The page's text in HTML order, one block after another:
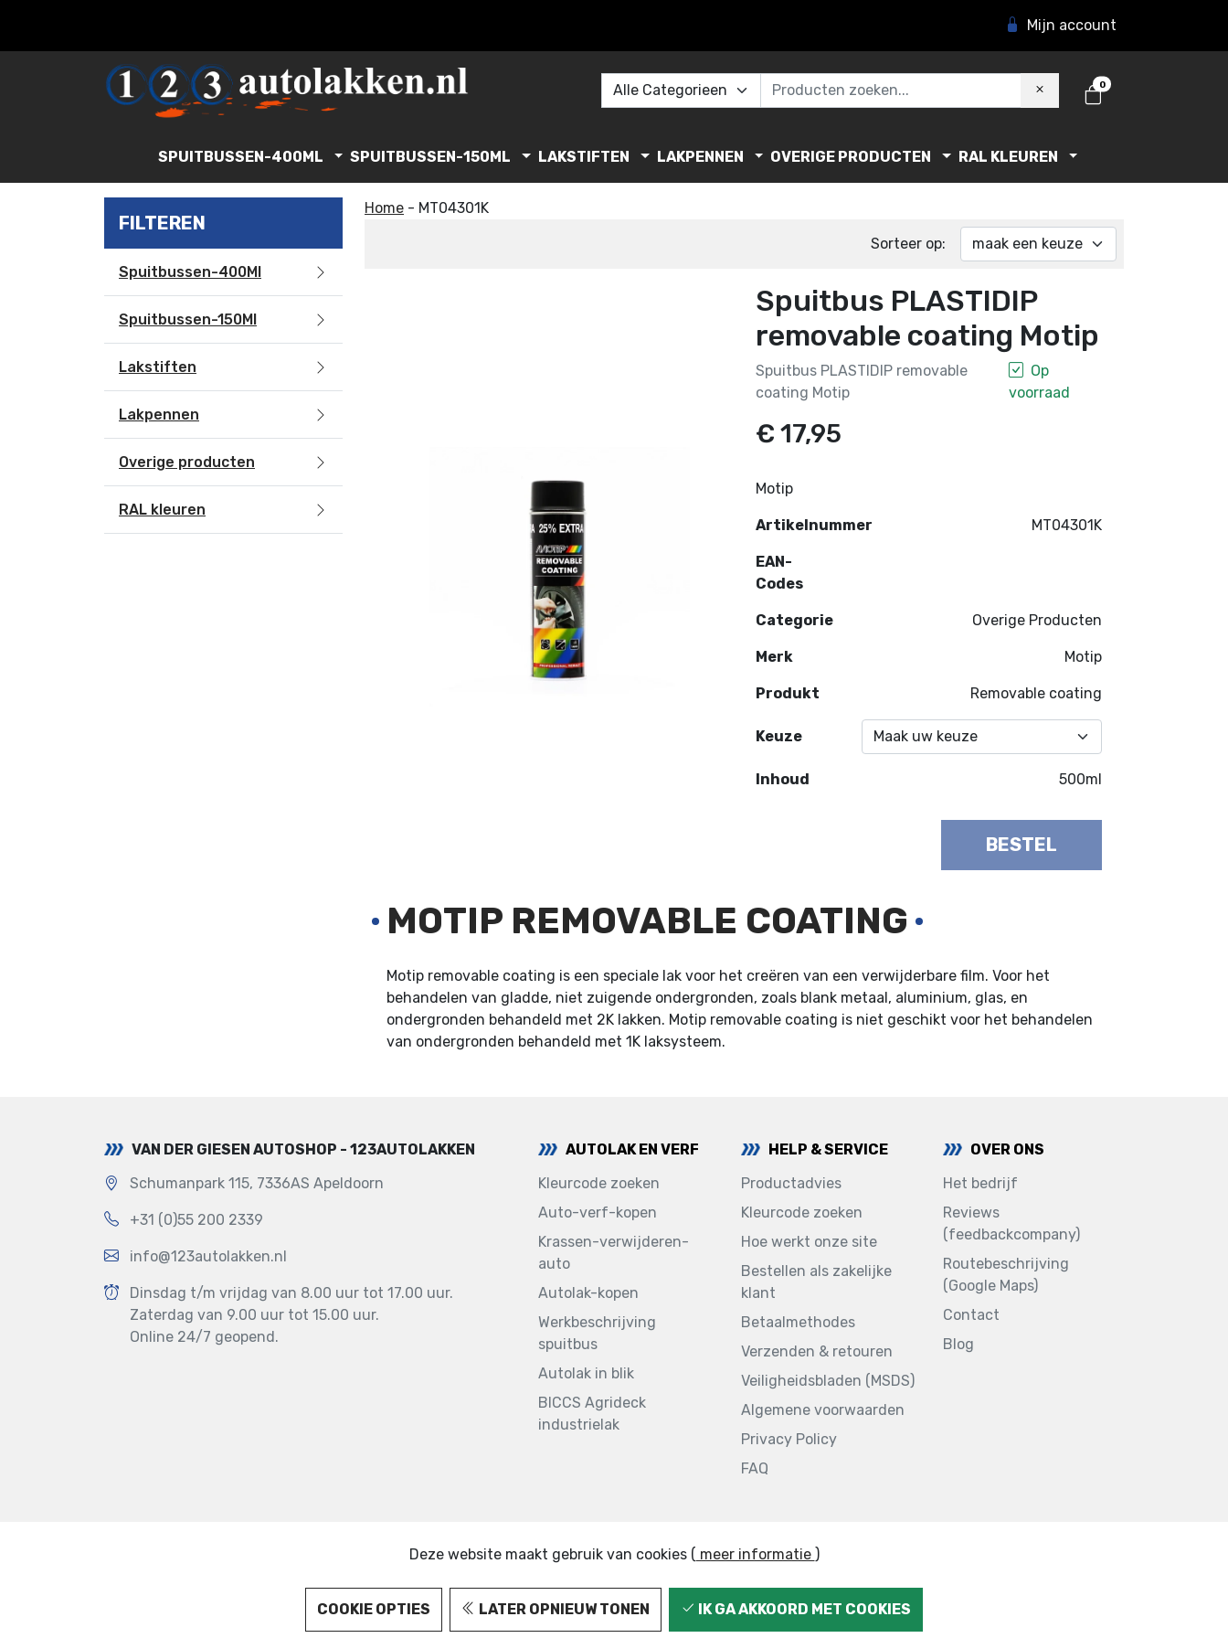
Mijn account
0
SPUITBUSSEN-400ML SPUITBUSSEN-150ML LAKSTIFTEN LAKPENNEN OVERIGE PRODUCTEN RAL KLEUREN
FILTEREN
Spuitbussen-400Ml
Spuitbussen-150Ml
Lakstiften
Lakpennen
Overige producten
RAL kleuren
Home - MT04301K
Sorteer op:
Spuitbus PLASTIDIP
removable coating Motip
Spuitbus PLASTIDIP removable
coating Motip
Op
voorraad
€ 17,95
Motip
Artikelnummer MT04301K
EAN-
Codes
Categorie Overige Producten
Merk Motip
Produkt Removable coating
Keuze
Inhoud 500ml
BESTEL
MOTIP REMOVABLE COATING
Motip removable coating is een speciale lak voor het creëren van een verwijderbare film. Voor het
behandelen van gladde, niet zuigende ondergronden, zoals blank metaal, aluminium, glas, en
ondergronden behandeld met 2K lakken. Motip removable coating is niet geschikt voor het behandelen
van ondergronden behandeld met 1K laksysteem.
VAN DER GIESEN AUTOSHOP - 123AUTOLAKKEN
Schumanpark 115, 7336AS Apeldoorn
+31 (0)55 200 2339
info@123autolakken.nl
Dinsdag t/m vrijdag van 8.00 uur tot 17.00 uur.
Zaterdag van 9.00 uur tot 15.00 uur.
Online 24/7 geopend.
AUTOLAK EN VERF
Kleurcode zoeken
Auto-verf-kopen
Krassen-verwijderen-
auto
Autolak-kopen
Werkbeschrijving
spuitbus
Autolak in blik
BICCS Agrideck
industrielak
HELP & SERVICE
Productadvies
Kleurcode zoeken
Hoe werkt onze site
Bestellen als zakelijke
klant
Betaalmethodes
Verzenden & retouren
Veiligheidsbladen (MSDS)
Algemene voorwaarden
Privacy Policy
FAQ
OVER ONS
Het bedrijf
Reviews
(feedbackcompany)
Routebeschrijving
(Google Maps)
Contact
Blog
Deze website maakt gebruik van cookies ( meer informatie )
COOKIE OPTIES LATER OPNIEUW TONEN IK GA AKKOORD MET COOKIES